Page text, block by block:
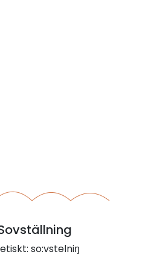
so:vstelniŋ